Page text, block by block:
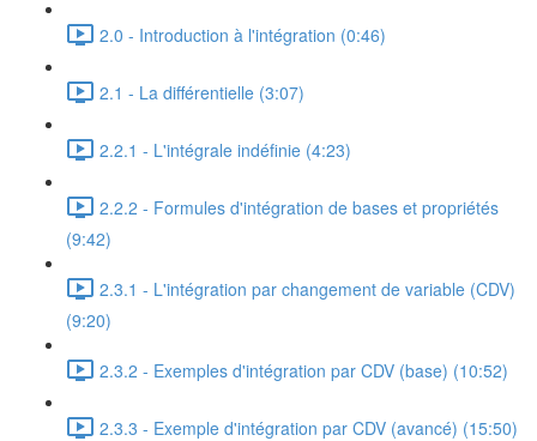
2.0 - Introduction à l'intégration (0:46)
2.1 - La différentielle (3:07)
2.2.1 - L'intégrale indéfinie (4:23)
2.2.2 - Formules d'intégration de bases et propriétés
(9:42)
2.3.1 - L'intégration par changement de variable (CDV)
(9:20)
2.3.2 - Exemples d'intégration par CDV (base) (10:52)
2.3.3 - Exemple d'intégration par CDV (avancé) (15:50)